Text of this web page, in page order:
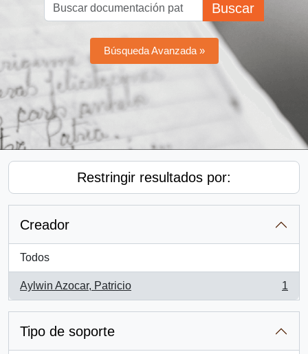
Buscar
Búsqueda Avanzada »
Restringir resultados por:
Creador
Todos
Aylwin Azocar, Patricio
, 1 resultados
1
Tipo de soporte